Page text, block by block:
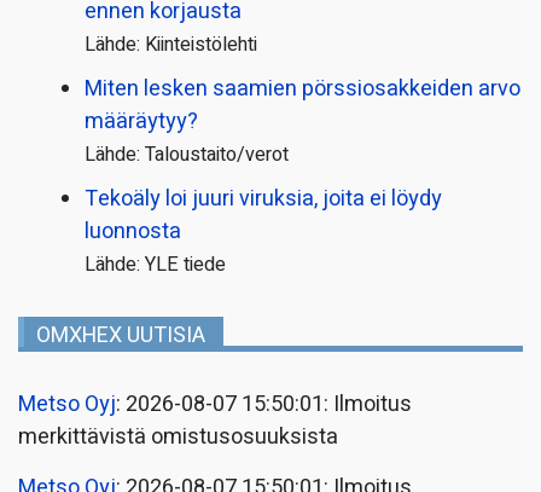
ennen korjausta
Lähde: Kiinteistölehti
Miten lesken saamien pörssi­osakkeiden arvo
määräytyy?
Lähde: Taloustaito/verot
Tekoäly loi juuri viruksia, joita ei löydy
luonnosta
Lähde: YLE tiede
OMXHEX UUTISIA
Metso Oyj: 2026-08-07 15:50:01: Ilmoitus
merkittävistä omistusosuuksista